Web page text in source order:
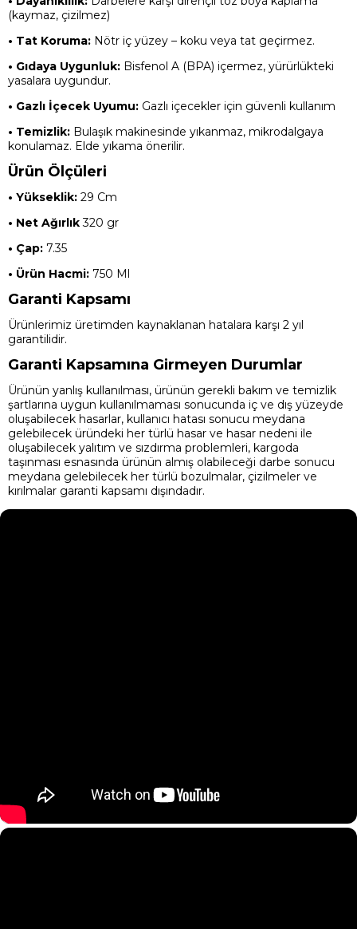
(kaymaz, çizilmez)
• Tat Koruma: Nötr iç yüzey – koku veya tat geçirmez.
• Gıdaya Uygunluk: Bisfenol A (BPA) içermez, yürürlükteki
yasalara uygundur.
• Gazlı İçecek Uyumu: Gazlı içecekler için güvenli kullanım
• Temizlik: Bulaşık makinesinde yıkanmaz, mikrodalgaya
konulamaz. Elde yıkama önerilir.
Ürün Ölçüleri
• Yükseklik: 29 Cm
• Net Ağırlık320 gr
• Çap: 7.35
• Ürün Hacmi: 750 Ml
Garanti Kapsamı
Ürünlerimiz üretimden kaynaklanan hatalara karşı 2 yıl
garantilidir.
Garanti Kapsamına Girmeyen Durumlar
Ürünün yanlış kullanılması, ürünün gerekli bakım ve temizlik
şartlarına uygun kullanılmaması sonucunda iç ve dış yüzeyde
oluşabilecek hasarlar, kullanıcı hatası sonucu meydana
gelebilecek üründeki her türlü hasar ve hasar nedeni ile
oluşabilecek yalıtım ve sızdırma problemleri, kargoda
taşınması esnasında ürünün almış olabileceği darbe sonucu
meydana gelebilecek her türlü bozulmalar, çizilmeler ve
kırılmalar garanti kapsamı dışındadır.